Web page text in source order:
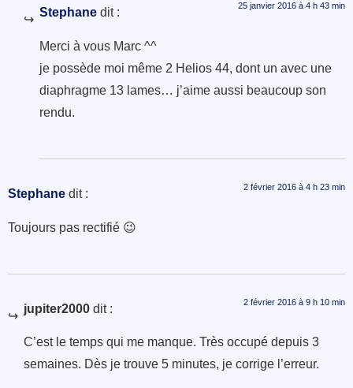
Stephane dit : 25 janvier 2016 à 4 h 43 min
Merci à vous Marc ^^
je possède moi même 2 Helios 44, dont un avec une
diaphragme 13 lames… j’aime aussi beaucoup son
rendu.
Stephane dit : 2 février 2016 à 4 h 23 min
Toujours pas rectifié 😉
jupiter2000 dit : 2 février 2016 à 9 h 10 min
C’est le temps qui me manque. Très occupé depuis 3
semaines. Dès je trouve 5 minutes, je corrige l’erreur.